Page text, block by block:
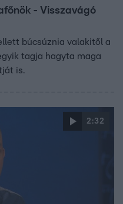
- Visszavágó
búcsúznia valakitől a
tagja hagyta maga
is.
2:32